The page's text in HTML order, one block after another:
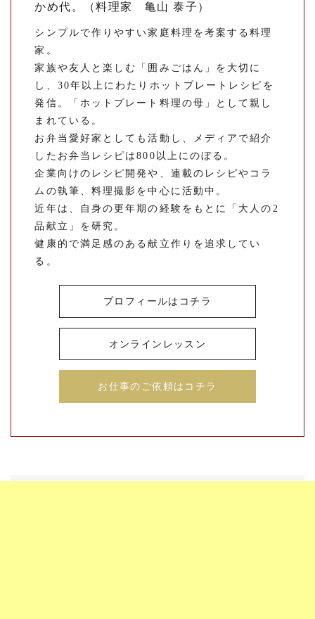
かめ代。（料理家 亀山 泰子）
シンプルで作りやすい家庭料理を考案する料理
家。
家族や友人と楽しむ「囲みごはん」を大切に
し、30年以上にわたりホットプレートレシピを
発信。「ホットプレート料理の母」として親し
まれている。
お弁当愛好家としても活動し、メディアで紹介
したお弁当レシピは800以上にのぼる。
企業向けのレシピ開発や、連載のレシピやコラ
ムの執筆、料理撮影を中心に活動中。
近年は、自身の更年期の経験をもとに「大人の2
品献立」を研究。
健康的で満足感のある献立作りを追求してい
る。
プロフィールはコチラ
オンラインレッスン
お仕事のご依頼はコチラ